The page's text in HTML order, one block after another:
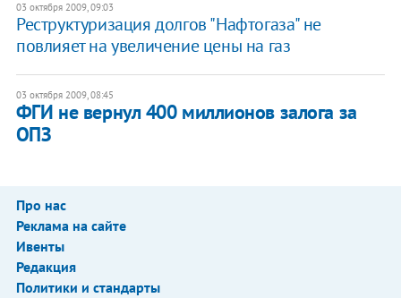
03 октября 2009, 09:03
Реструктуризация долгов "Нафтогаза" не
повлияет на увеличение цены на газ
03 октября 2009, 08:45
ФГИ не вернул 400 миллионов залога за
ОПЗ
Про нас
Реклама на сайте
Ивенты
Редакция
Политики и стандарты